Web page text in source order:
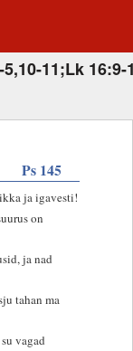
11;Lk 16:9-
Ps 145
ja igavesti!
on
ja nad
tahan ma
vagad